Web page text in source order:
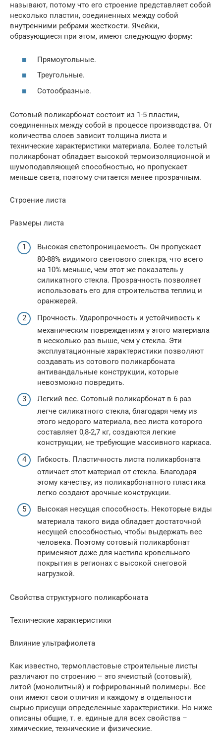
называют, потому что его строение представляет собой
несколько пластин, соединенных между собой
внутренними ребрами жесткости. Ячейки,
образующиеся при этом, имеют следующую форму:
Прямоугольные.
Треугольные.
Сотообразные.
Сотовый поликарбонат состоит из 1-5 пластин,
соединенных между собой в процессе производства. От
количества слоев зависит толщина листа и
технические характеристики материала. Более толстый
поликарбонат обладает высокой термоизоляционной и
шумоподавляющей способностью, но пропускает
меньше света, поэтому считается менее прозрачным.
Строение листа
Размеры листа
Высокая светопроницаемость. Он пропускает
80-88% видимого светового спектра, что всего
на 10% меньше, чем этот же показатель у
силикатного стекла. Прозрачность позволяет
использовать его для строительства теплиц и
оранжерей.
Прочность. Ударопрочность и устойчивость к
механическим повреждениям у этого материала
в несколько раз выше, чем у стекла. Эти
эксплуатационные характеристики позволяют
создавать из сотового поликарбоната
антивандальные конструкции, которые
невозможно повредить.
Легкий вес. Сотовый поликарбонат в 6 раз
легче силикатного стекла, благодаря чему из
этого недорого материала, вес листа которого
составляет 0,8-2,7 кг, создаются легкие
конструкции, не требующие массивного каркаса.
Гибкость. Пластичность листа поликарбоната
отличает этот материал от стекла. Благодаря
этому качеству, из поликарбонатного пластика
легко создают арочные конструкции.
Высокая несущая способность. Некоторые виды
материала такого вида обладает достаточной
несущей способностью, чтобы выдержать вес
человека. Поэтому сотовый поликарбонат
применяют даже для настила кровельного
покрытия в регионах с высокой снеговой
нагрузкой.
Свойства структурного поликарбоната
Технические характеристики
Влияние ультрафиолета
Как известно, термопластовые строительные листы
различают по строению – это ячеистый (сотовый),
литой (монолитный) и гофрированный полимеры. Все
они имеют свои отличия и каждому в отдельности
сырью присущи определенные характеристики. Но ниже
описаны общие, т. е. единые для всех свойства –
химические, технические и физические.